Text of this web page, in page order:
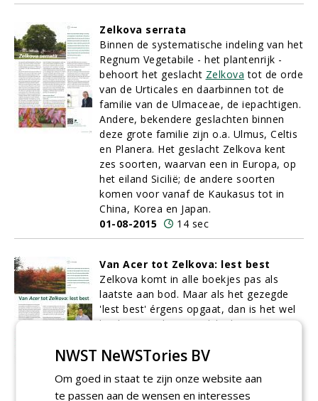
Zelkova serrata
Binnen de systematische indeling van het
Regnum Vegetabile - het plantenrijk -
behoort het geslacht Zelkova tot de orde
van de Urticales en daarbinnen tot de
familie van de Ulmaceae, de iepachtigen.
Andere, bekendere geslachten binnen
deze grote familie zijn o.a. Ulmus, Celtis
en Planera. Het geslacht Zelkova kent
zes soorten, waarvan een in Europa, op
het eiland Sicilië; de andere soorten
komen voor vanaf de Kaukasus tot in
China, Korea en Japan.
01-08-2015
14 sec
Van Acer tot Zelkova: lest best
Zelkova komt in alle boekjes pas als
laatste aan bod. Maar als het gezegde
'lest best' érgens opgaat, dan is het wel
bij deze prachtige sierlijke boom. De
de kleuren van de stam en takken en de
blad in de herfst maken de
NWST NeWSTories BV
Om goed in staat te zijn onze website aan
te passen aan de wensen en interesses